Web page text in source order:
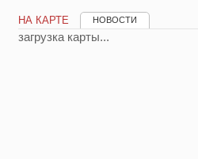
НА КАРТЕ НОВОСТИ
загрузка карты...